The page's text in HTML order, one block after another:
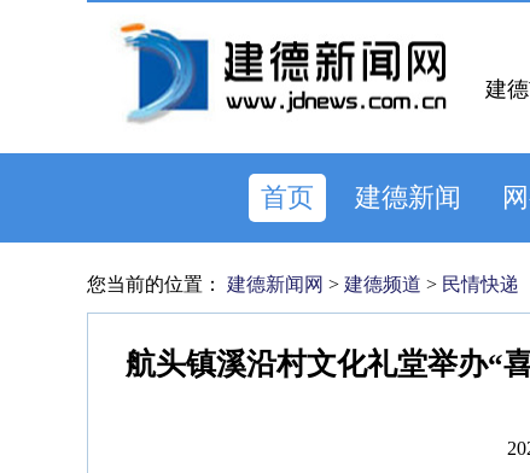
建
首页 建德新闻
您当前的位置： 建德新闻网 > 建德频道 > 民情快递
航头镇溪沿村文化礼堂举办“